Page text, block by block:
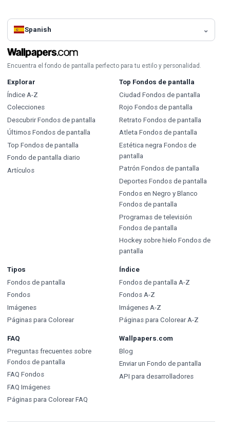
Spanish
Encuentra el fondo de pantalla perfecto para tu estilo y personalidad.
Explorar
Índice A-Z
Colecciones
Descubrir Fondos de pantalla
Últimos Fondos de pantalla
Top Fondos de pantalla
Fondo de pantalla diario
Artículos
Top Fondos de pantalla
Ciudad Fondos de pantalla
Rojo Fondos de pantalla
Retrato Fondos de pantalla
Atleta Fondos de pantalla
Estética negra Fondos de
pantalla
Patrón Fondos de pantalla
Deportes Fondos de pantalla
Fondos en Negro y Blanco
Fondos de pantalla
Programas de televisión
Fondos de pantalla
Hockey sobre hielo Fondos de
pantalla
Tipos
Fondos de pantalla
Fondos
Imágenes
Páginas para Colorear
Índice
Fondos de pantalla A-Z
Fondos A-Z
Imágenes A-Z
Páginas para Colorear A-Z
FAQ
Preguntas frecuentes sobre
Fondos de pantalla
FAQ Fondos
FAQ Imágenes
Páginas para Colorear FAQ
Wallpapers.com
Blog
Enviar un Fondo de pantalla
API para desarrolladores